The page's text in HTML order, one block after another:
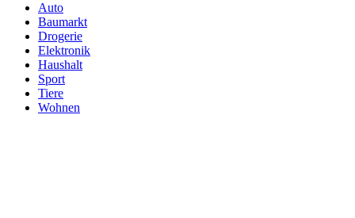
Auto
Baumarkt
Drogerie
Elektronik
Haushalt
Sport
Tiere
Wohnen